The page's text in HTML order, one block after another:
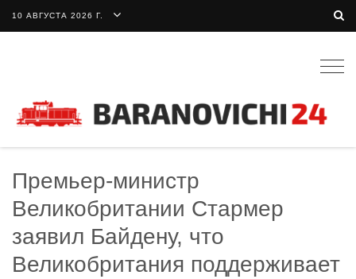
10 АВГУСТА 2026 Г.
Премьер-министр
Великобритании Стармер
заявил Байдену, что
Великобритания поддерживает